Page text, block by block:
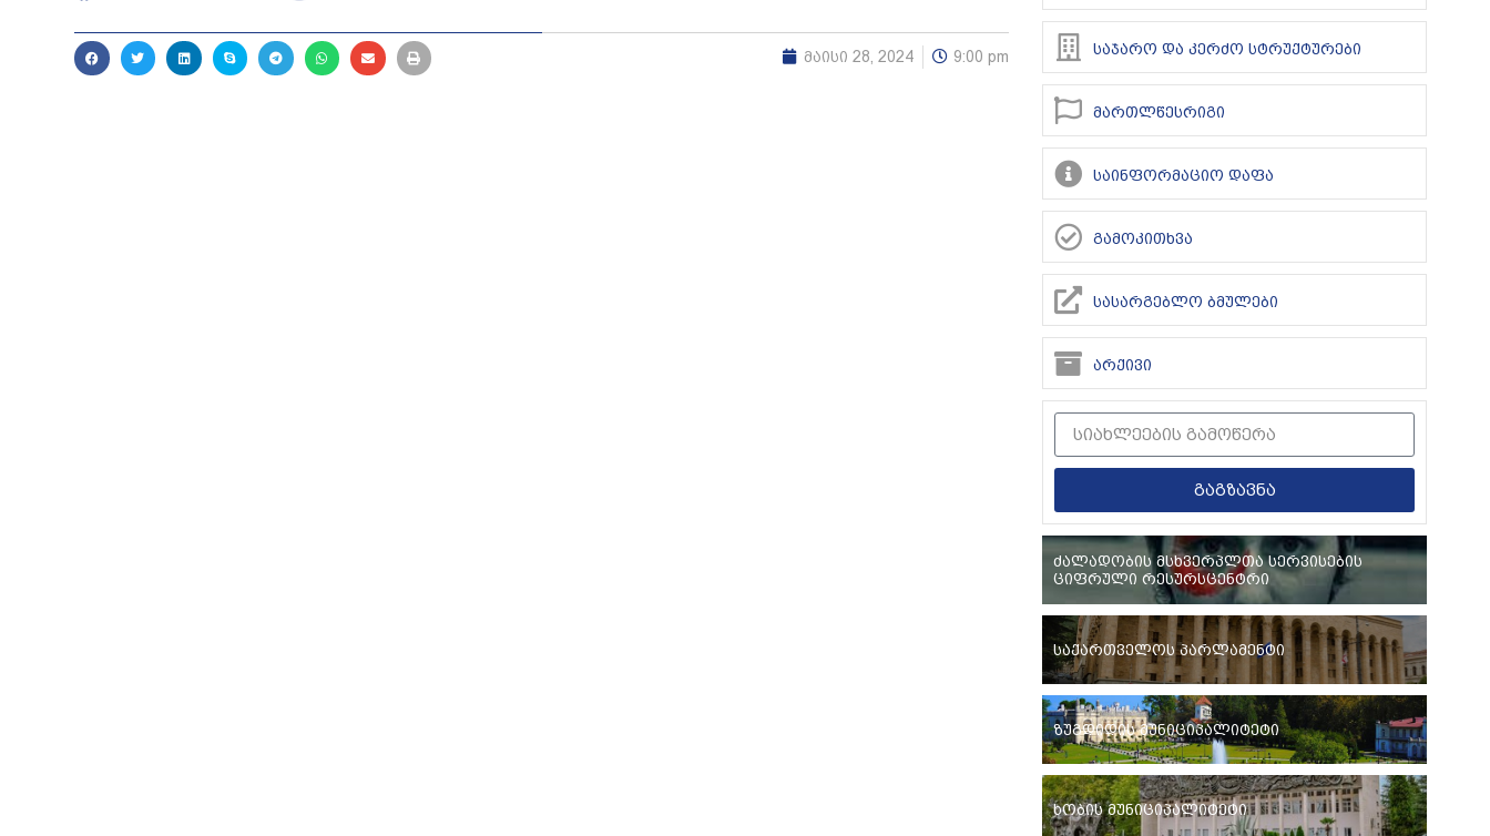
მაისი 28, 2024 9:00 pm საჯარო და კერძო სტრუქტურები
მართლწესრიგი
საინფორმაციო დაფა
გამოკითხვა
სასარგებლო ბმულები
არქივი
გაგზავნა
ძალადობის მსხვერპლთა სერვისების
ციფრული რესურსცენტრი
საქართველოს პარლამენტი
ზუგდიდის მუნიციპალიტეტი
ხობის მუნიციპალიტეტი